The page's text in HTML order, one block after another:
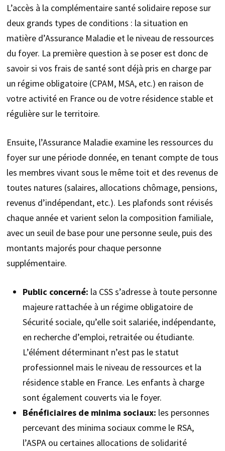
L’accès à la complémentaire santé solidaire repose sur
deux grands types de conditions : la situation en
matière d’Assurance Maladie et le niveau de ressources
du foyer. La première question à se poser est donc de
savoir si vos frais de santé sont déjà pris en charge par
un régime obligatoire (CPAM, MSA, etc.) en raison de
votre activité en France ou de votre résidence stable et
régulière sur le territoire.
Ensuite, l’Assurance Maladie examine les ressources du
foyer sur une période donnée, en tenant compte de tous
les membres vivant sous le même toit et des revenus de
toutes natures (salaires, allocations chômage, pensions,
revenus d’indépendant, etc.). Les plafonds sont révisés
chaque année et varient selon la composition familiale,
avec un seuil de base pour une personne seule, puis des
montants majorés pour chaque personne
supplémentaire.
Public concerné: la CSS s’adresse à toute personne
majeure rattachée à un régime obligatoire de
Sécurité sociale, qu’elle soit salariée, indépendante,
en recherche d’emploi, retraitée ou étudiante.
L’élément déterminant n’est pas le statut
professionnel mais le niveau de ressources et la
résidence stable en France. Les enfants à charge
sont également couverts via le foyer.
Bénéficiaires de minima sociaux: les personnes
percevant des minima sociaux comme le RSA,
l’ASPA ou certaines allocations de solidarité